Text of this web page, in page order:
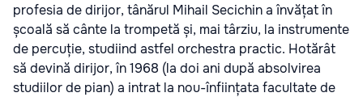
profesia de dirijor, tânărul Mihail Secichin a învățat în
școală să cânte la trompetă și, mai târziu, la instrumente
de percuție, studiind astfel orchestra practic. Hotărât
să devină dirijor, în 1968 (la doi ani după absolvirea
studiilor de pian) a intrat la nou-înființata facultate de